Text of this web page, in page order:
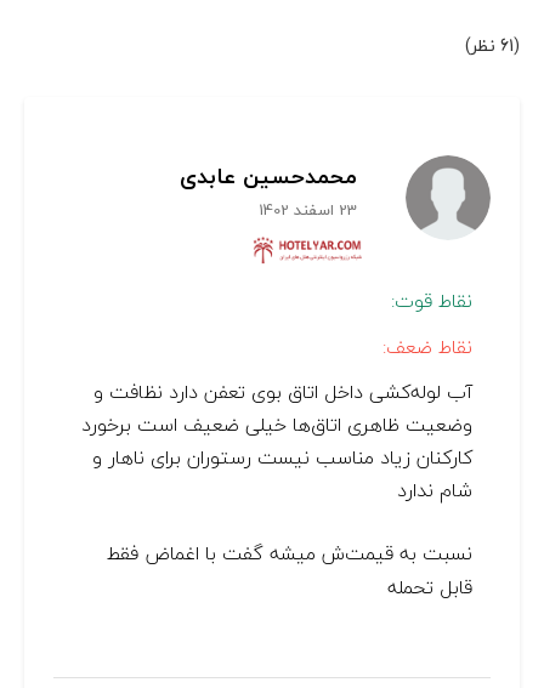
(61 نظر)
محمدحسین عابدی
23 اسفند 1402
نقاط قوت:
نقاط ضعف:
آب لوله‌کشی داخل اتاق بوی تعفن دارد نظافت و
وضعیت ظاهری اتاق‌ها خیلی ضعیف است برخورد
کارکنان زیاد مناسب نیست رستوران برای ناهار و
شام ندارد
نسبت به قیمت‌ش میشه گفت با اغماض فقط
قابل تحمله